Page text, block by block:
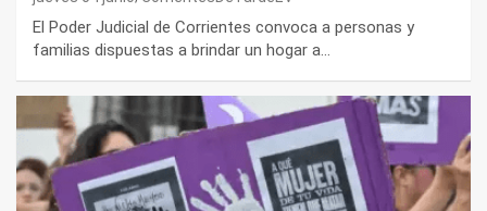
El Poder Judicial de Corrientes convoca a personas y
familias dispuestas a brindar un hogar a…